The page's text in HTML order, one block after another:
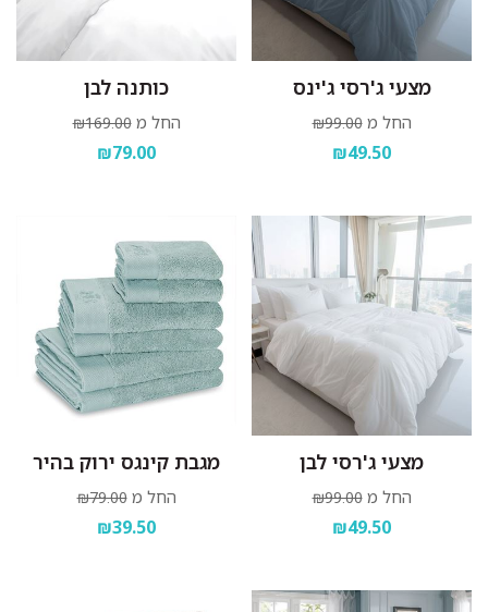
מצעי ג'רסי ג'ינס
החל מ ₪99.00
₪49.50
כותנה לבן
החל מ ₪169.00
₪79.00
מצעי ג'רסי לבן
החל מ ₪99.00
₪49.50
מגבת קינגס ירוק בהיר
החל מ ₪79.00
₪39.50